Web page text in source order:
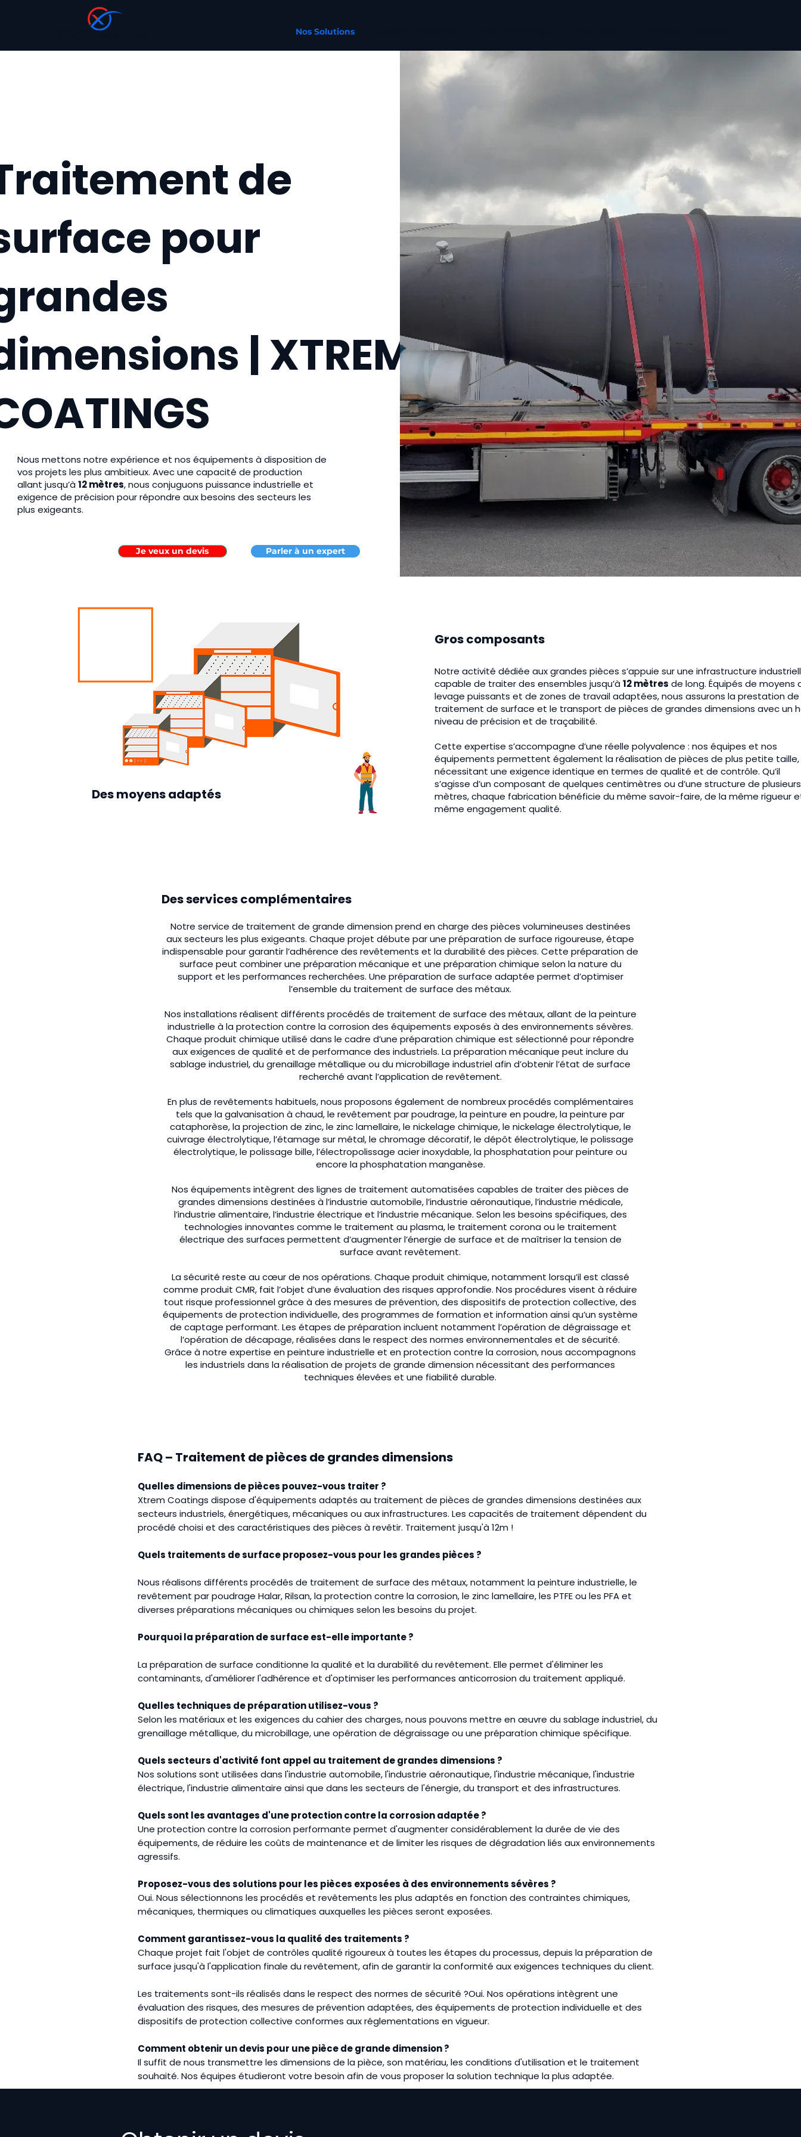
XTREM COATINGS Nos Solutions
de
pour
| XTREM
Nous mettons notre expérience et nos équipements à disposition de
vos projets les plus ambitieux. Avec une capacité de production
allant jusqu’à 12 mètres, nous conjuguons puissance industrielle et
exigence de précision pour répondre aux besoins des secteurs les
plus exigeants.
Je veux un devis Parler à un expert
Des moyens adaptés
Gros composants
Notre activité dédiée aux grandes pièces s’appuie sur une infrastructure
capable de traiter des ensembles jusqu’à12 mètres de long. Équipés de moyens
levage puissants et de zones de travail adaptées, nous assurons la prestation de
traitement de surface et le transport de pièces de grandes dimensions avec un
niveau de précision et de traçabilité.
Cette expertise s’accompagne d’une réelle polyvalence : nos équipes et nos
équipements permettent également la réalisation de pièces de plus petite taille,
nécessitant une exigence identique en termes de qualité et de contrôle. Qu’il
s’agisse d’un composant de quelques centimètres ou d’une structure de plusieurs
mètres, chaque fabrication bénéficie du même savoir-faire, de la même rigueur
même engagement qualité.
Des services complémentaires
Notre service de traitement de grande dimension prend en charge des pièces volumineuses destinées
aux secteurs les plus exigeants. Chaque projet débute par une préparation de surface rigoureuse, étape
indispensable pour garantir l’adhérence des revêtements et la durabilité des pièces. Cette préparation de
surface peut combiner une préparation mécanique et une préparation chimique selon la nature du
support et les performances recherchées. Une préparation de surface adaptée permet d’optimiser
l’ensemble du traitement de surface des métaux.
Nos installations réalisent différents procédés de traitement de surface des métaux, allant de la peinture
industrielle à la protection contre la corrosion des équipements exposés à des environnements sévères.
Chaque produit chimique utilisé dans le cadre d’une préparation chimique est sélectionné pour répondre
aux exigences de qualité et de performance des industriels. La préparation mécanique peut inclure du
sablage industriel, du grenaillage métallique ou du microbillage industriel afin d’obtenir l’état de surface
recherché avant l’application de revêtement.
En plus de revêtements habituels, nous proposons également de nombreux procédés complémentaires
tels que la galvanisation à chaud, le revêtement par poudrage, la peinture en poudre, la peinture par
cataphorèse, la projection de zinc, le zinc lamellaire, le nickelage chimique, le nickelage électrolytique, le
cuivrage électrolytique, l’étamage sur métal, le chromage décoratif, le dépôt électrolytique, le polissage
électrolytique, le polissage bille, l’électropolissage acier inoxydable, la phosphatation pour peinture ou
encore la phosphatation manganèse.
Nos équipements intègrent des lignes de traitement automatisées capables de traiter des pièces de
grandes dimensions destinées à l’industrie automobile, l’industrie aéronautique, l’industrie médicale,
l’industrie alimentaire, l’industrie électrique et l’industrie mécanique. Selon les besoins spécifiques, des
technologies innovantes comme le traitement au plasma, le traitement corona ou le traitement
électrique des surfaces permettent d’augmenter l’énergie de surface et de maîtriser la tension de
surface avant revêtement.
La sécurité reste au cœur de nos opérations. Chaque produit chimique, notamment lorsqu’il est classé
comme produit CMR, fait l’objet d’une évaluation des risques approfondie. Nos procédures visent à réduire
tout risque professionnel grâce à des mesures de prévention, des dispositifs de protection collective, des
équipements de protection individuelle, des programmes de formation et information ainsi qu’un système
de captage performant. Les étapes de préparation incluent notamment l’opération de dégraissage et
l’opération de décapage, réalisées dans le respect des normes environnementales et de sécurité.
Grâce à notre expertise en peinture industrielle et en protection contre la corrosion, nous accompagnons
les industriels dans la réalisation de projets de grande dimension nécessitant des performances
techniques élevées et une fiabilité durable.
FAQ – Traitement de pièces de grandes dimensions
Quelles dimensions de pièces pouvez-vous traiter ?
Xtrem Coatings dispose d'équipements adaptés au traitement de pièces de grandes dimensions destinées aux
secteurs industriels, énergétiques, mécaniques ou aux infrastructures. Les capacités de traitement dépendent du
procédé choisi et des caractéristiques des pièces à revêtir. Traitement jusqu'à 12m !
Quels traitements de surface proposez-vous pour les grandes pièces ?
Nous réalisons différents procédés de traitement de surface des métaux, notamment la peinture industrielle, le
revêtement par poudrage Halar, Rilsan, la protection contre la corrosion, le zinc lamellaire, les PTFE ou les PFA et
diverses préparations mécaniques ou chimiques selon les besoins du projet.
Pourquoi la préparation de surface est-elle importante ?
La préparation de surface conditionne la qualité et la durabilité du revêtement. Elle permet d'éliminer les
contaminants, d'améliorer l'adhérence et d'optimiser les performances anticorrosion du traitement appliqué.
Quelles techniques de préparation utilisez-vous ?
Selon les matériaux et les exigences du cahier des charges, nous pouvons mettre en œuvre du sablage industriel, du
grenaillage métallique, du microbillage, une opération de dégraissage ou une préparation chimique spécifique.
Quels secteurs d'activité font appel au traitement de grandes dimensions ?
Nos solutions sont utilisées dans l'industrie automobile, l'industrie aéronautique, l'industrie mécanique, l'industrie
électrique, l'industrie alimentaire ainsi que dans les secteurs de l'énergie, du transport et des infrastructures.
Quels sont les avantages d'une protection contre la corrosion adaptée ?
Une protection contre la corrosion performante permet d'augmenter considérablement la durée de vie des
équipements, de réduire les coûts de maintenance et de limiter les risques de dégradation liés aux environnements
agressifs.
Proposez-vous des solutions pour les pièces exposées à des environnements sévères ?
Oui. Nous sélectionnons les procédés et revêtements les plus adaptés en fonction des contraintes chimiques,
mécaniques, thermiques ou climatiques auxquelles les pièces seront exposées.
Comment garantissez-vous la qualité des traitements ?
Chaque projet fait l'objet de contrôles qualité rigoureux à toutes les étapes du processus, depuis la préparation de
surface jusqu'à l'application finale du revêtement, afin de garantir la conformité aux exigences techniques du client.
Les traitements sont-ils réalisés dans le respect des normes de sécurité ?Oui. Nos opérations intègrent une
évaluation des risques, des mesures de prévention adaptées, des équipements de protection individuelle et des
dispositifs de protection collective conformes aux réglementations en vigueur.
Comment obtenir un devis pour une pièce de grande dimension ?
Il suffit de nous transmettre les dimensions de la pièce, son matériau, les conditions d'utilisation et le traitement
souhaité. Nos équipes étudieront votre besoin afin de vous proposer la solution technique la plus adaptée.